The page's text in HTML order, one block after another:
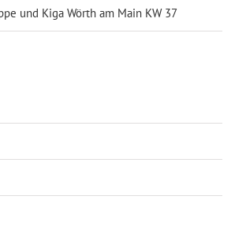
und Kiga Wörth am Main KW 37